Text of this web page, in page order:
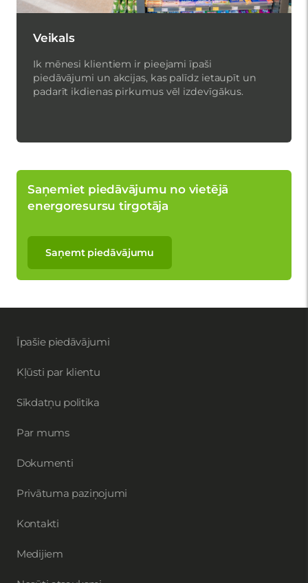
Veikals
Ik mēnesi klientiem ir pieejami īpaši
piedāvājumi un akcijas, kas palīdz ietaupīt un
padarīt ikdienas pirkumus vēl izdevīgākus.
Saņemiet piedāvājumu no vietējā
energoresursu tirgotāja
Saņemt piedāvājumu
Īpašie piedāvājumi
Kļūsti par klientu
Sīkdatņu politika
Par mums
Dokumenti
Privātuma paziņojumi
Kontakti
Medijiem